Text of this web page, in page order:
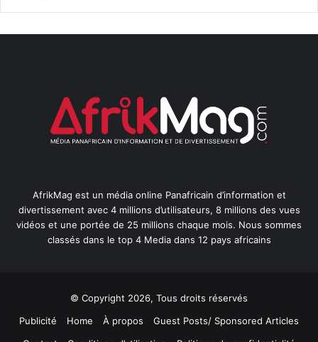
AfrikMag est un média online Panafricain d’information et
divertissement avec 4 millions d’utilisateurs, 8 millions des vues
vidéos et une portée de 25 millions chaque mois. Nous sommes
classés dans le top 4 Media dans 12 pays africains
© Copyright 2026, Tous droits réservés
Publicité
Home À propos
Guest Posts/ Sponsored Articles